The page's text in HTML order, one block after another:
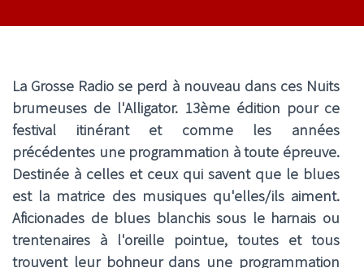
La Grosse Radio se perd à nouveau dans ces Nuits
brumeuses de l'Alligator. 13ème édition pour ce
festival itinérant et comme les années
précédentes une programmation à toute épreuve.
Destinée à celles et ceux qui savent que le blues
est la matrice des musiques qu'elles/ils aiment.
Aficionades de blues blanchis sous le harnais ou
trentenaires à l'oreille pointue, toutes et tous
trouvent leur bohneur dans une programmation